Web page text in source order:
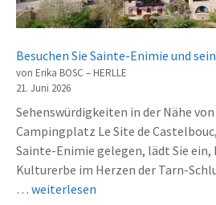
s
d
C
a
m
i
n
v
Besuchen Sie Sainte-Enimie und
von Erika BOSC – HERLLE
21. Juni 2026
Sehenswürdigkeiten in der Nähe
Campingplatz Le Site de
Sainte-Enimie gelegen, lädt Sie ein,
Kulturerbe im Herzen der Tarn-
… V
weiterlesen